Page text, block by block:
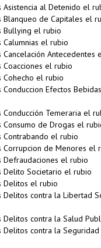
Asistencia al Detenido el
Blanqueo de Capitales el
Bullying el rubio
Calumnias el rubio
Cancelación Antecedentes
Coacciones el rubio
Cohecho el rubio
Conduccion Efectos
Conducción Temeraria el
Consumo de Drogas el
Contrabando el rubio
Corrupcion de Menores el
Defraudaciones el rubio
Delito Societario el rubio
Delitos el rubio
Delitos contra la Libertad
Delitos contra la Salud
Delitos contra la